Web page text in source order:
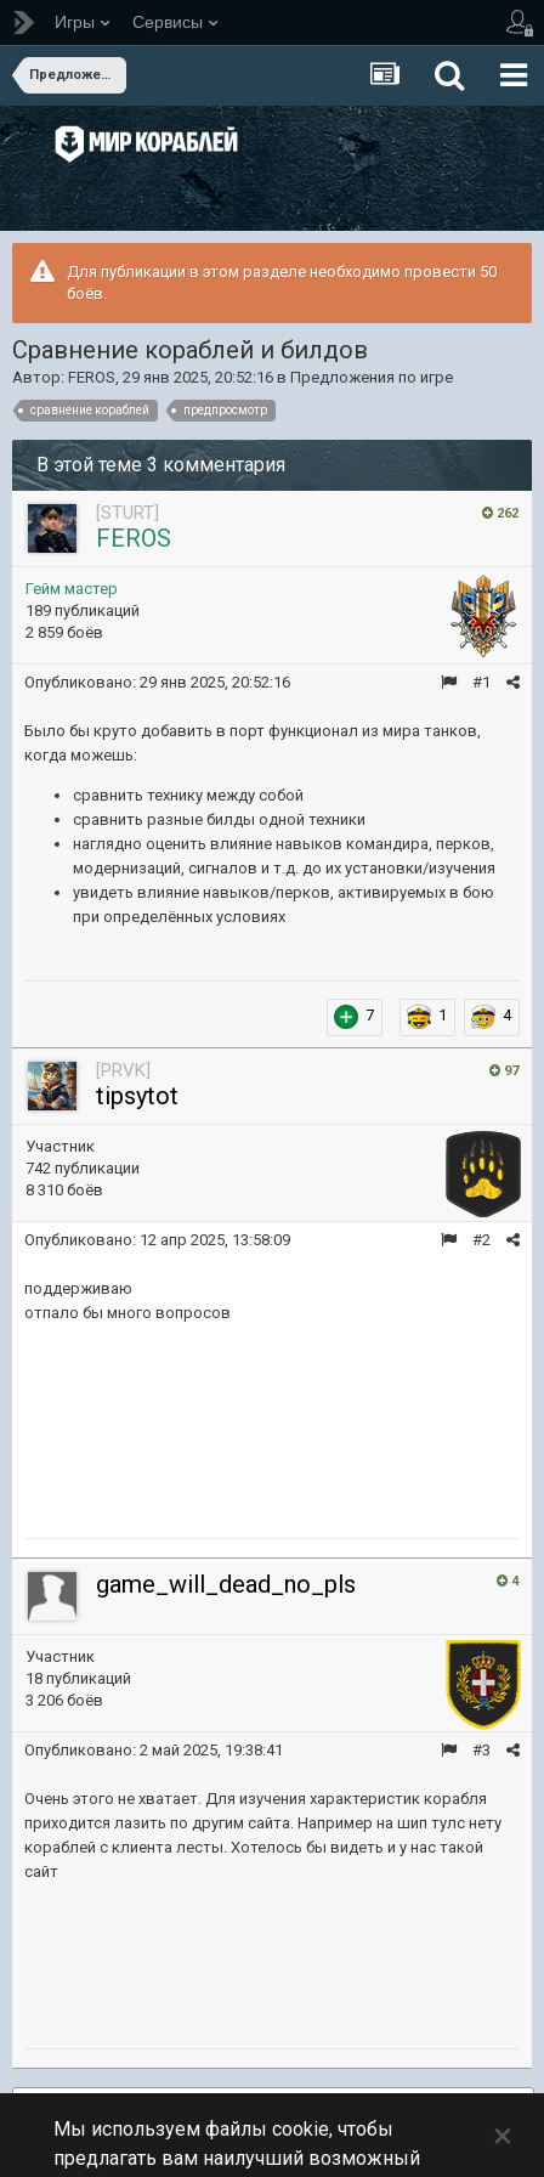
Игры Сервисы
Предложения по игре
Для публикации в этом разделе необходимо провести 50
боёв.
Сравнение кораблей и билдов
Автор: FEROS, 29 янв 2025, 20:52:16 в Предложения по игре
сравнение кораблей предпросмотр
В этой теме 3 комментария
262
[STURT]
FEROS
Гейм мастер
189 публикаций
2 859 боёв
#1
Опубликовано: 29 янв 2025, 20:52:16
Было бы круто добавить в порт функционал из мира танков,
когда можешь:
сравнить технику между собой
сравнить разные билды одной техники
наглядно оценить влияние навыков командира, перков,
модернизаций, сигналов и т.д. до их установки/изучения
увидеть влияние навыков/перков, активируемых в бою
при определённых условиях
7 1 4
97
[PRVK]
tipsytot
Участник
742 публикации
8 310 боёв
#2
Опубликовано: 12 апр 2025, 13:58:09
поддерживаю
отпало бы много вопросов
4
game_will_dead_no_pls
Участник
18 публикаций
3 206 боёв
#3
Опубликовано: 2 май 2025, 19:38:41
Очень этого не хватает. Для изучения характеристик корабля
приходится лазить по другим сайта. Например на шип тулс нету
кораблей с клиента лесты. Хотелось бы видеть и у нас такой
сайт
ПЕРЕЙТИ К СПИСКУ ТЕМ
Мы используем файлы cookie, чтобы
предлагать вам наилучший возможный
×